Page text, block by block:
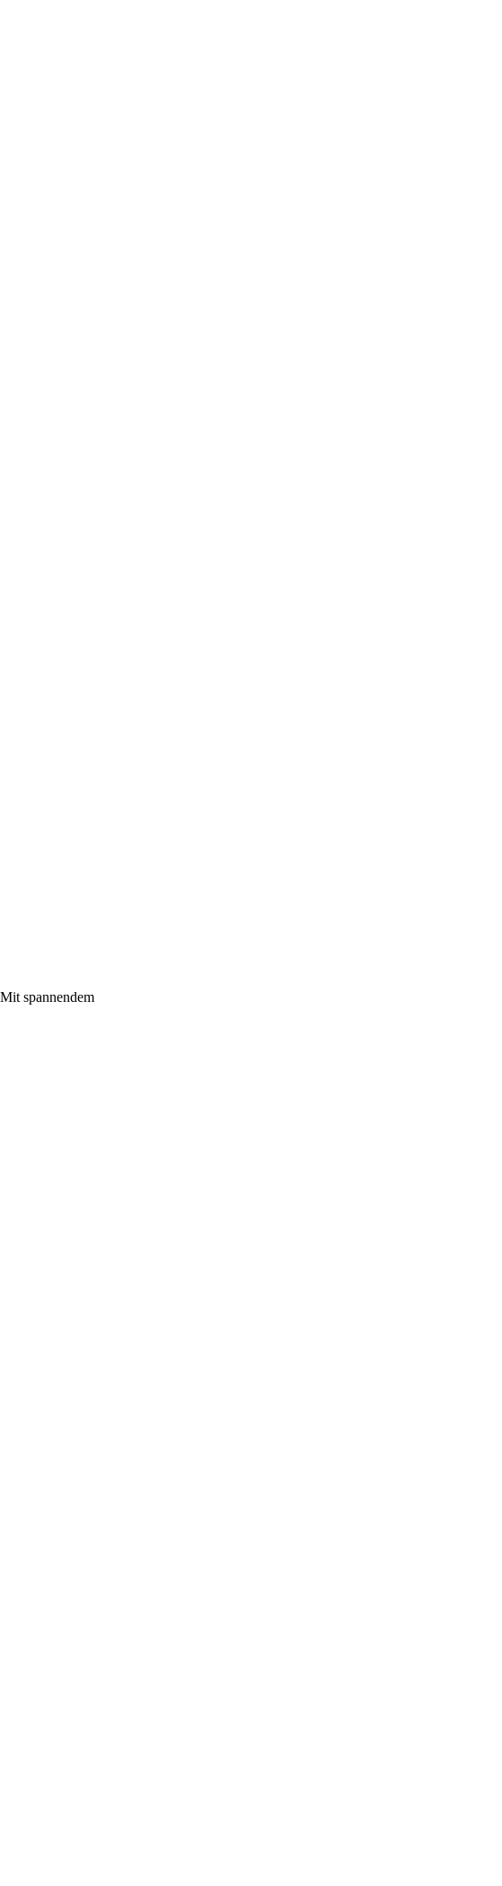
spannendem